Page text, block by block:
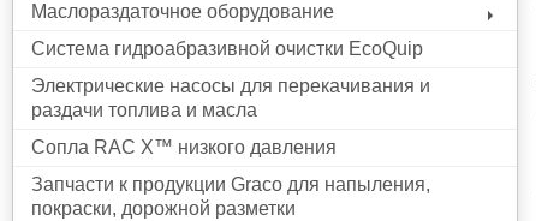
Маслораздаточное оборудование
Система гидроабразивной очистки EcoQuip
Электрические насосы для перекачивания и
раздачи топлива и масла
Сопла RAC X™ низкого давления
Запчасти к продукции Graco для напыления,
покраски, дорожной разметки